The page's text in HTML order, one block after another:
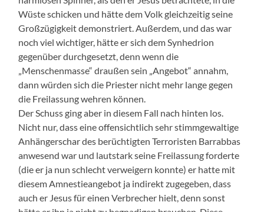
Wüste schicken und hätte dem Volk gleichzeitig seine
Großzügigkeit demonstriert. Außerdem, und das war
noch viel wichtiger, hätte er sich dem Synhedrion
gegenüber durchgesetzt, denn wenn die
„Menschenmasse“ draußen sein „Angebot“ annahm,
dann würden sich die Priester nicht mehr lange gegen
die Freilassung wehren können.
Der Schuss ging aber in diesem Fall nach hinten los.
Nicht nur, dass eine offensichtlich sehr stimmgewaltige
Anhängerschar des berüchtigten Terroristen Barrabbas
anwesend war und lautstark seine Freilassung forderte
(die er ja nun schlecht verweigern konnte) er hatte mit
diesem Amnestieangebot ja indirekt zugegeben, dass
auch er Jesus für einen Verbrecher hielt, denn sonst